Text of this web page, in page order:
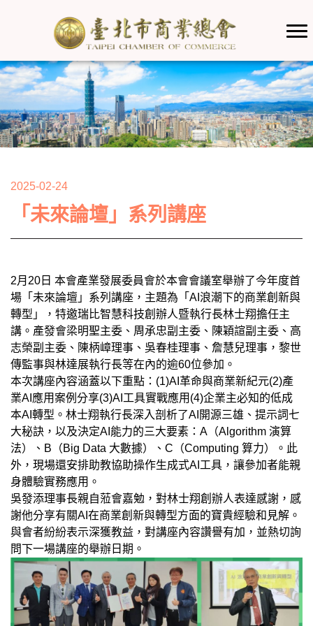
2025-02-24
「未來論壇」系列講座
2月20日 本會產業發展委員會於本會會議室舉辦了今年度首
場「未來論壇」系列講座，主題為「AI浪潮下的商業創新與
轉型」，特邀瑞比智慧科技創辦人暨執行長林士翔擔任主
講。產發會梁明聖主委、周承忠副主委、陳穎諠副主委、高
志榮副主委、陳柄嶂理事、吳春桂理事、詹慧兒理事，黎世
傳監事與林達展執行長等在內的逾60位參加。
本次講座內容涵蓋以下重點：(1)AI革命與商業新紀元(2)產
業AI應用案例分享(3)AI工具實戰應用(4)企業主必知的低成
本AI轉型。林士翔執行長深入剖析了AI開源三雄、提示詞七
大秘訣，以及決定AI能力的三大要素：A（Algorithm 演算
法）、B（Big Data 大數據）、C（Computing 算力）。此
外，現場還安排助教協助操作生成式AI工具，讓參加者能親
身體驗實務應用。
吳發添理事長親自蒞會嘉勉，對林士翔創辦人表達感謝，感
謝他分享有關AI在商業創新與轉型方面的寶貴經驗和見解。
與會者紛紛表示深獲教益，對講座內容讚譽有加，並熱切詢
問下一場講座的舉辦日期。